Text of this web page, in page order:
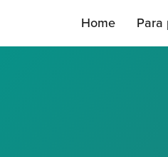
Home Para